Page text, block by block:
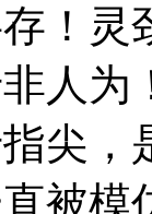
！灵
人为
尖
被